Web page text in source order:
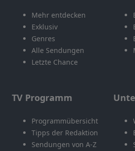
Mehr entdecken
Exklusiv
Genres
Alle Sendungen
Letzte Chance
TV Programm
Programmübersicht
Tipps der Redaktion
Sendungen von A-Z